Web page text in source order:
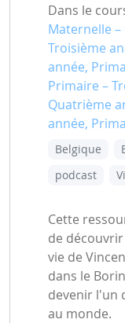
Dans le
Maternelle
Troisième
année,
Primaire –
Quatrième
année,
Belgique
podcast
Cette
de
vie de
dans le
devenir l'un
au monde.